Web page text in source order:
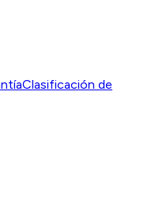
Clasificación de